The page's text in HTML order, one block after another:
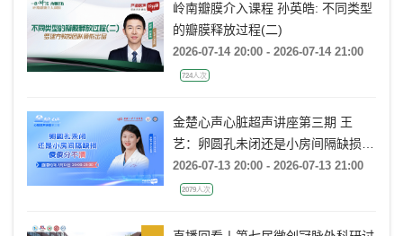
岭南瓣膜介入课程 孙英皓: 不同类型
的瓣膜释放过程(二)
2026-07-14 20:00 - 2026-07-14 21:00
724人次
金楚心声心脏超声讲座第三期 王
艺：卵圆孔未闭还是小房间隔缺损，
傻傻分不清
2026-07-13 20:00 - 2026-07-13 21:00
2079人次